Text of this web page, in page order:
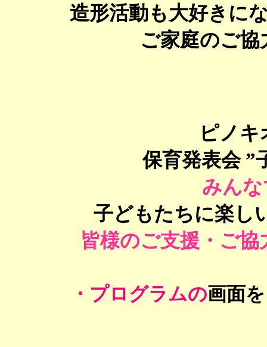
造形活動も大好きに
ご家庭のご
ピノ
保育発表会 ”
みん
子どもたちに楽し
皆様のご支援・ご
・プログラムの画面